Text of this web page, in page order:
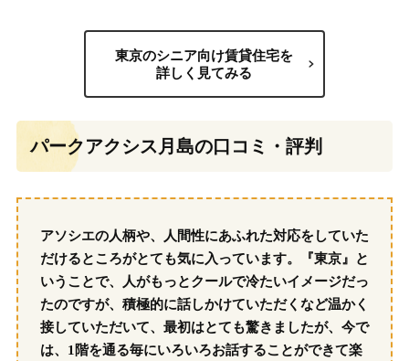
東京のシニア向け賃貸住宅を
詳しく見てみる
パークアクシス月島の口コミ・評判
アソシエの人柄や、人間性にあふれた対応をしていた
だけるところがとても気に入っています。『東京』と
いうことで、人がもっとクールで冷たいイメージだっ
たのですが、積極的に話しかけていただくなど温かく
接していただいて、最初はとても驚きましたが、今で
は、1階を通る毎にいろいろお話することができて楽